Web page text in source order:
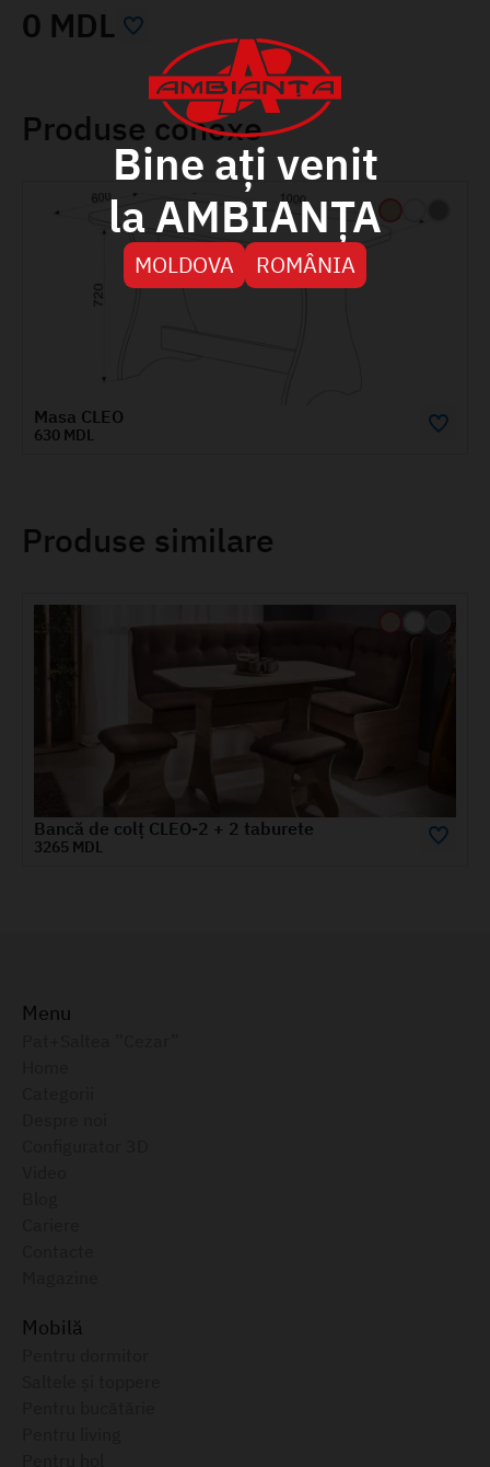
0 MDL
Produse conexe
Masa CLEO
630 MDL
Produse similare
Colțar Cleo 2 Eco
Menu
Mobilă
Bine ați venit
la AMBIANȚA
MOLDOVA ROMÂNIA